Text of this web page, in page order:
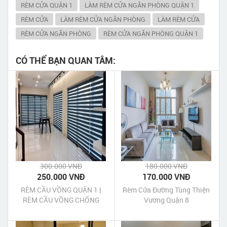
RÈM CỬA QUẬN 1
LÀM RÈM CỬA NGĂN PHÒNG QUẬN 1
RÈM CỬA
LÀM RÈM CỬA NGĂN PHÒNG
LÀM RÈM CỬA
RÈM CỬA NGĂN PHÒNG
RÈM CỬA NGĂN PHÒNG QUẬN 1
CÓ THỂ BẠN QUAN TÂM:
300.000 VNĐ
250.000 VNĐ
RÈM CẦU VỒNG QUẬN 1 |
RÈM CẦU VỒNG CHỐNG
180.000 VNĐ
170.000 VNĐ
Rèm Cửa Đường Tùng Thiện
Vương Quận 8